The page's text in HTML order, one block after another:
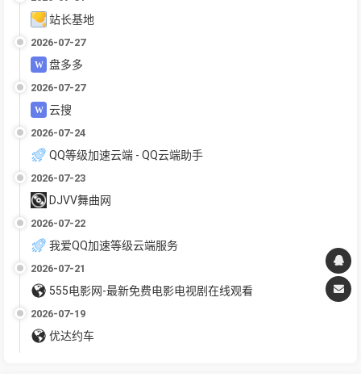
站长基地
2026-07-27
盘多多
2026-07-27
云搜
2026-07-24
QQ等级加速云端 - QQ云端助手
2026-07-23
DJVV舞曲网
2026-07-22
我爱QQ加速等级云端服务
2026-07-21
555电影网-最新免费电影电视剧在线观看
2026-07-19
优达约车